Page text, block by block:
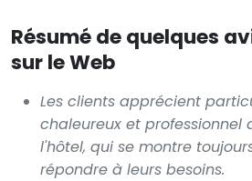
Résumé de quelques
sur le Web
Les clients apprécient
chaleureux et professionnel
l'hôtel, qui se montre
répondre à leurs besoins.